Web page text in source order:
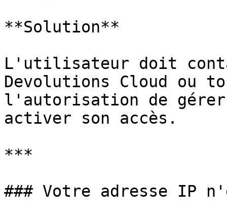
**Solution**
L'utilisateur doit
Devolutions Cloud ou
l'autorisation de
activer son accès.
***
### Votre adresse IP